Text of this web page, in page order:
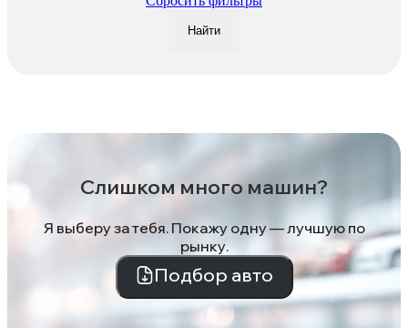
Найти
Слишком много машин?
Я выберу за тебя. Покажу одну — лучшую по
рынку.
Подбор авто